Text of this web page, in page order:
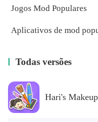
Jogos Mod Populares
Aplicativos de mod
Todas versões